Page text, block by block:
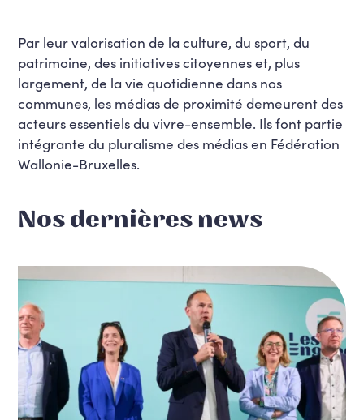
Par leur valorisation de la culture, du sport, du
patrimoine, des initiatives citoyennes et, plus
largement, de la vie quotidienne dans nos
communes, les médias de proximité demeurent des
acteurs essentiels du vivre-ensemble. Ils font partie
intégrante du pluralisme des médias en Fédération
Wallonie-Bruxelles.
Nos dernières news